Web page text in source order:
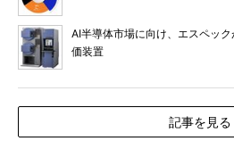
AI半導体市場に向け、エスペッ
価装置
記事を見る